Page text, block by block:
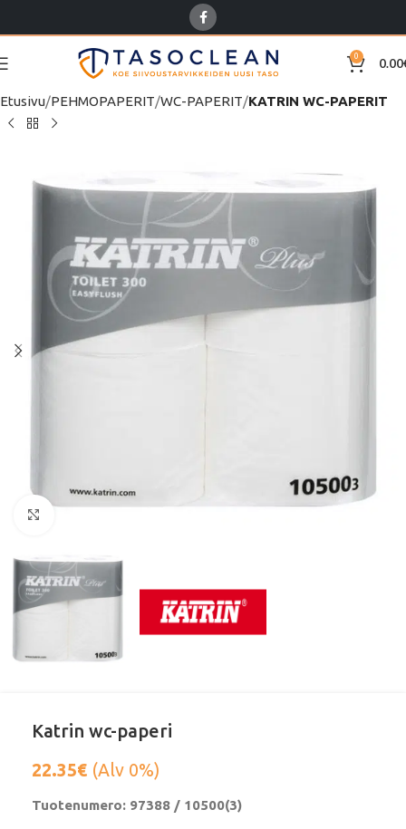
0 0.00
Etusivu PEHMOPAPERIT WC-PAPERIT KATRIN WC-PAPERIT
Katrin wc-paperi
22.35€ (Alv 0%)
Tuotenumero: 97388 / 10500(3)